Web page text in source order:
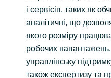
United
і сервісів, таких як
аналітичні, що
якого розміру
робочих
управлінську
також експертизу та